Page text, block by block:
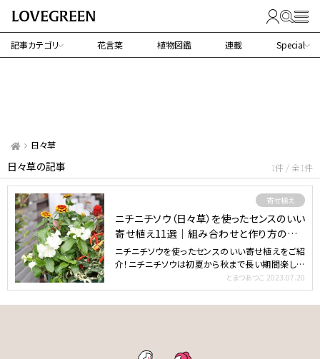
記事カテゴリ 花言葉 植物図鑑 連載 Special
日々草
日々草の記事 1件 / 全1件
寄せ植え
ニチニチソウ（日々草）を使ったセンスのいい
寄せ植え11選｜組み合わせと作り方のポイ
ント
ニチニチソウを使ったセンスのいい寄せ植えをご紹
介！ニチニチソウは初夏から秋まで長い期間楽しめ
とまつあつこ 2023.07.20